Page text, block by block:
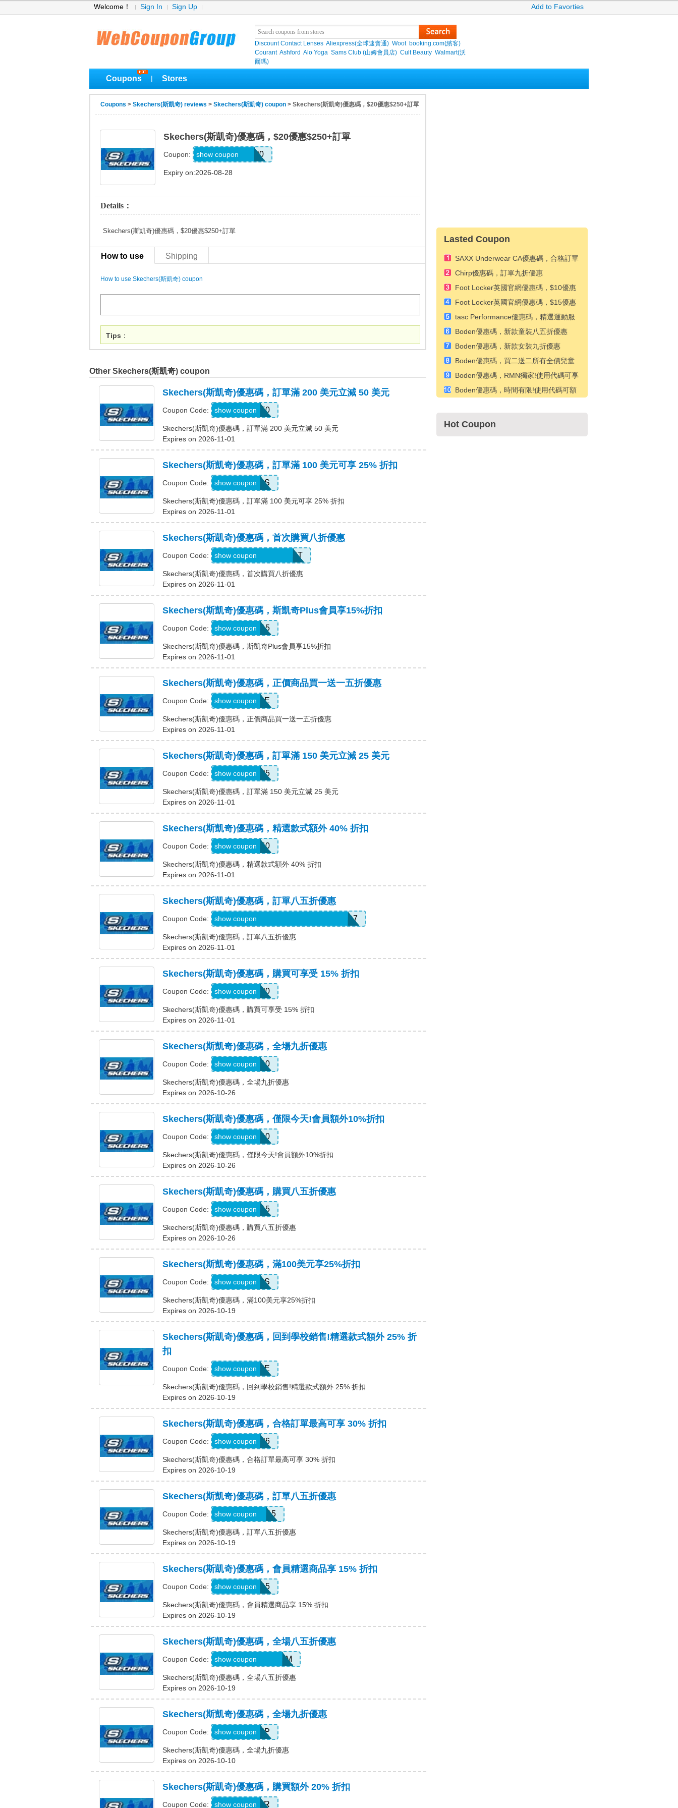
Welcome！ Sign In Sign Up Add to Favorties
Discount Contact Lenses Aliexpress(全球速賣通) Woot booking.com(繽客)
Courant Ashford Alo Yoga Sams Club (山姆會員店) Cult Beauty Walmart(沃
爾瑪)
Coupons Stores
Coupons > Skechers(斯凱奇) reviews > Skechers(斯凱奇) coupon > Skechers(斯凱奇)優惠碼，$20優惠$250+訂單
Skechers(斯凱奇)優惠碼，$20優惠$250+訂單
Coupon: SXCJEFFANY20
show coupon
Expiry on:2026-08-28
Details：
Skechers(斯凱奇)優惠碼，$20優惠$250+訂單
How to use Shipping
How to use Skechers(斯凱奇) coupon
Tips ：
Other Skechers(斯凱奇) coupon
Skechers(斯凱奇)優惠碼，訂單滿 200 美元立減 50 美元
Coupon Code: SKX50
show coupon
Skechers(斯凱奇)優惠碼，訂單滿 200 美元立減 50 美元
Expires on 2026-11-01
Skechers(斯凱奇)優惠碼，訂單滿 100 美元可享 25% 折扣
Coupon Code: SAVINGS
show coupon
Skechers(斯凱奇)優惠碼，訂單滿 100 美元可享 25% 折扣
Expires on 2026-11-01
Skechers(斯凱奇)優惠碼，首次購買八折優惠
Coupon Code: WEL20-RFZVD3XM9T
show coupon
Skechers(斯凱奇)優惠碼，首次購買八折優惠
Expires on 2026-11-01
Skechers(斯凱奇)優惠碼，斯凱奇Plus會員享15%折扣
Coupon Code: SAVE15
show coupon
Skechers(斯凱奇)優惠碼，斯凱奇Plus會員享15%折扣
Expires on 2026-11-01
Skechers(斯凱奇)優惠碼，正價商品買一送一五折優惠
Coupon Code: BESTSALE
show coupon
Skechers(斯凱奇)優惠碼，正價商品買一送一五折優惠
Expires on 2026-11-01
Skechers(斯凱奇)優惠碼，訂單滿 150 美元立減 25 美元
Coupon Code: SKX25
show coupon
Skechers(斯凱奇)優惠碼，訂單滿 150 美元立減 25 美元
Expires on 2026-11-01
Skechers(斯凱奇)優惠碼，精選款式額外 40% 折扣
Coupon Code: EXTRA40
show coupon
Skechers(斯凱奇)優惠碼，精選款式額外 40% 折扣
Expires on 2026-11-01
Skechers(斯凱奇)優惠碼，訂單八五折優惠
Coupon Code: WELCOME-USSD-W563-GVQ7-36D7
show coupon
Skechers(斯凱奇)優惠碼，訂單八五折優惠
Expires on 2026-11-01
Skechers(斯凱奇)優惠碼，購買可享受 15% 折扣
Coupon Code: OUTDOOR20
show coupon
Skechers(斯凱奇)優惠碼，購買可享受 15% 折扣
Expires on 2026-11-01
Skechers(斯凱奇)優惠碼，全場九折優惠
Coupon Code: MISSYOU10
show coupon
Skechers(斯凱奇)優惠碼，全場九折優惠
Expires on 2026-10-26
Skechers(斯凱奇)優惠碼，僅限今天!會員額外10%折扣
Coupon Code: SAVE10
show coupon
Skechers(斯凱奇)優惠碼，僅限今天!會員額外10%折扣
Expires on 2026-10-26
Skechers(斯凱奇)優惠碼，購買八五折優惠
Coupon Code: APP15
show coupon
Skechers(斯凱奇)優惠碼，購買八五折優惠
Expires on 2026-10-26
Skechers(斯凱奇)優惠碼，滿100美元享25%折扣
Coupon Code: SAVINGS
show coupon
Skechers(斯凱奇)優惠碼，滿100美元享25%折扣
Expires on 2026-10-19
Skechers(斯凱奇)優惠碼，回到學校銷售!精選款式額外 25% 折
扣
Coupon Code: DAYONE
show coupon
Skechers(斯凱奇)優惠碼，回到學校銷售!精選款式額外 25% 折扣
Expires on 2026-10-19
Skechers(斯凱奇)優惠碼，合格訂單最高可享 30% 折扣
Coupon Code: SUMMER26
show coupon
Skechers(斯凱奇)優惠碼，合格訂單最高可享 30% 折扣
Expires on 2026-10-19
Skechers(斯凱奇)優惠碼，訂單八五折優惠
Coupon Code: GLOWBYEM15
show coupon
Skechers(斯凱奇)優惠碼，訂單八五折優惠
Expires on 2026-10-19
Skechers(斯凱奇)優惠碼，會員精選商品享 15% 折扣
Coupon Code: WEL15
show coupon
Skechers(斯凱奇)優惠碼，會員精選商品享 15% 折扣
Expires on 2026-10-19
Skechers(斯凱奇)優惠碼，全場八五折優惠
Coupon Code: QD6-G45-76B-HDM
show coupon
Skechers(斯凱奇)優惠碼，全場八五折優惠
Expires on 2026-10-19
Skechers(斯凱奇)優惠碼，全場九折優惠
Coupon Code: PICKUP
show coupon
Skechers(斯凱奇)優惠碼，全場九折優惠
Expires on 2026-10-10
Skechers(斯凱奇)優惠碼，購買額外 20% 折扣
Coupon Code: SUMMER
show coupon
Lasted Coupon
SAXX Underwear CA優惠碼，合格訂單
25% 折扣
Chirp優惠碼，訂單九折優惠
Foot Locker英國官網優惠碼，$10優惠
$100
Foot Locker英國官網優惠碼，$15優惠
$150+
tasc Performance優惠碼，精選運動服
八折優惠
Boden優惠碼，新款童裝八五折優惠
Boden優惠碼，新款女裝九折優惠
Boden優惠碼，買二送二所有全價兒童
款式
Boden優惠碼，RMN獨家!使用代碼可享
高達 50% 折扣 + 額外 15% 折扣
Boden優惠碼，時間有限!使用代碼可額
Hot Coupon